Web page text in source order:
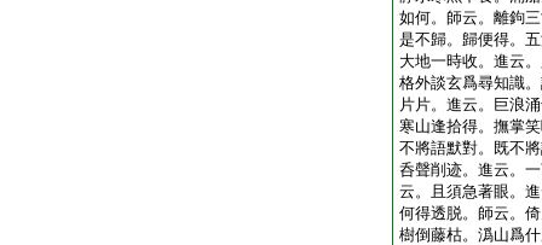
如何。師云。離鉤
是不歸。歸便得。
大地一時收。進云
格外談玄爲尋知識
片片。進云。巨浪
寒山逢拾得。撫掌
不將語默對。既不
呑聲削迹。進云。
云。且須急著眼。
何得透脱。師云。
樹倒藤枯。潙山爲